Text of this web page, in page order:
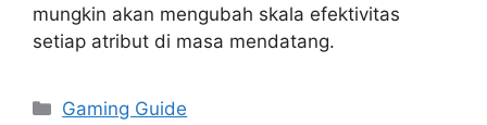
mungkin akan mengubah skala efektivitas
setiap atribut di masa mendatang.
Categories
Gaming Guide